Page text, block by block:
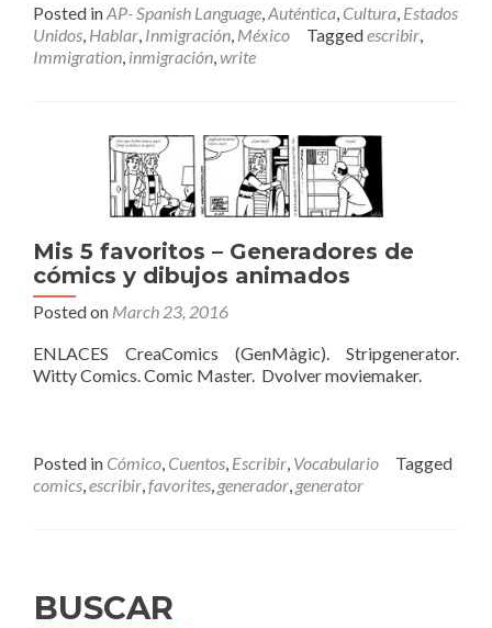
Posted inAP- Spanish Language Auténtica Cultura Estados
Unidos Hablar Inmigración México Taggedescribir
Immigration inmigración write
Mis 5 favoritos – Generadores de
cómics y dibujos animados
Posted on March 23, 2016
ENLACES CreaComics (GenMàgic). Stripgenerator.
Witty Comics. Comic Master. Dvolver moviemaker.
Posted in Cómico Cuentos Escribir Vocabulario
Tagged
comics escribir favorites generador generator
BUSCAR